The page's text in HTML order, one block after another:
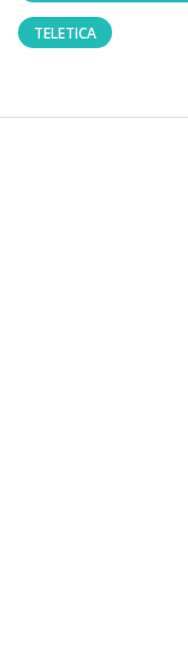
TELETICA